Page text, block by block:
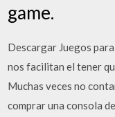
game.
Descargar Juegos
nos facilitan el tener
Muchas veces no
comprar una consola